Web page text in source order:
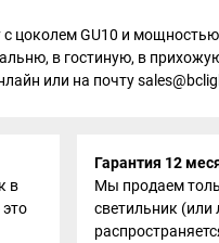
с цоколем GU10 и
в гостиную, в
или на почту
в
Гарантия 12
Мы продаем
светильник